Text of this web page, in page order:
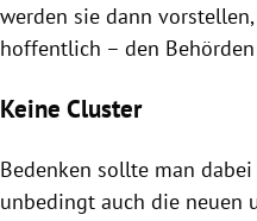
werden sie dann
hoffentlich – den
Keine Cluster
Bedenken sollte man
unbedingt auch die neuen